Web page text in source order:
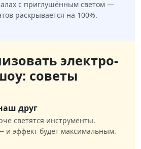
с приглушённым светом —
раскрывается на 100%.
электро-
советы
друг
светятся инструменты.
и эффект будет максимальным.